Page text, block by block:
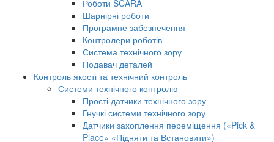
Роботи SCARA
Шарнірні роботи
Програмне забезпечення
Контролери роботів
Система технічного зору
Подавач деталей
Контроль якості та технічний контроль
Системи технічного контролю
Прості датчики технічного зору
Гнучкі системи технічного зору
Датчики захоплення переміщення («Pick &
Place» «Підняти та Встановити»)